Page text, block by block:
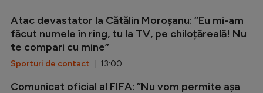
Atac devastator la Cătălin Moroșanu: ”Eu mi-am
făcut numele în ring, tu la TV, pe chiloțăreală! Nu
te compari cu mine”
Sporturi de contact | 13:00
Comunicat oficial al FIFA: ”Nu vom permite așa